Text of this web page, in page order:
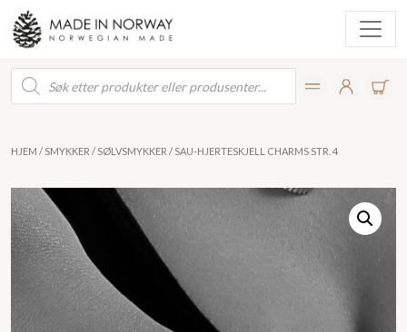
Products
search
HJEM / SMYKKER / SØLVSMYKKER / SAU-HJERTESKJELL CHARMS STR. 4